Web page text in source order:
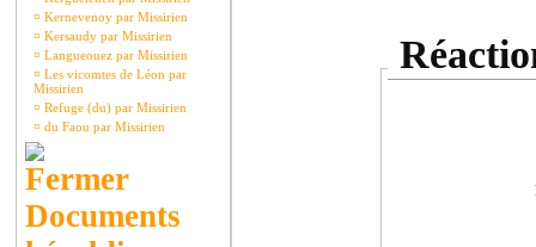
¤ Kernevenoy par Missirien
¤ Kersaudy par Missirien
¤ Langueouez par Missirien
¤ Les vicomtes de Léon par
Missirien
¤ Refuge (du) par Missirien
¤ du Faou par Missirien
Documents